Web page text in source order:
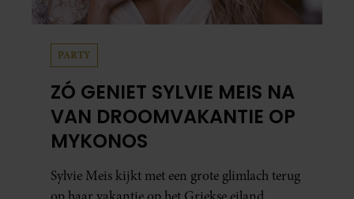
PARTY
ZÓ GENIET SYLVIE MEIS NA
VAN DROOMVAKANTIE OP
MYKONOS
Sylvie Meis kijkt met een grote glimlach terug